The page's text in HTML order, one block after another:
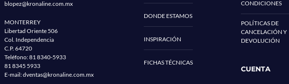
blopez@kronaline.com.mx
MONTERREY
Libertad Oriente 506
Col. Independencia
C.P. 64720
Teléfono:81 8340-5933
81 8345 5933
E-mail:dventas@kronaline.com.mx
DONDE ESTAMOS
INSPIRACIÓN
FICHAS TÉCNICAS
CONDICIONES
POLÍTICAS DE
CANCELACIÓN Y
DEVOLUCIÓN
CUENTA